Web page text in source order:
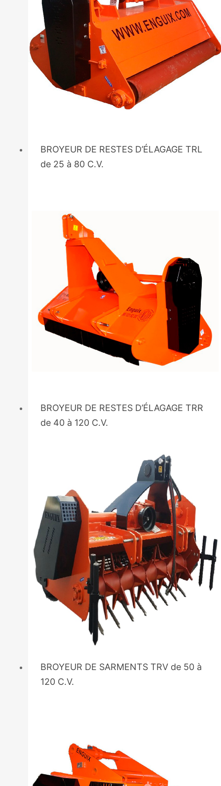
BROYEUR DE RESTES D’ÉLAGAGE TRL
de 25 à 80 C.V.
BROYEUR DE RESTES D’ÉLAGAGE TRR
de 40 à 120 C.V.
BROYEUR DE SARMENTS TRV de 50 à
120 C.V.